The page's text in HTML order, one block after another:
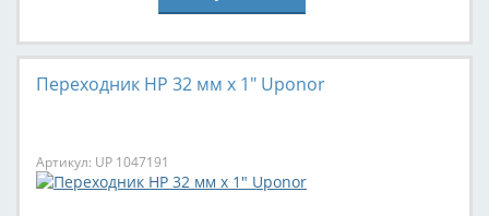
Переходник НР 32 мм х 1" Uponor
Артикул: UP 1047191